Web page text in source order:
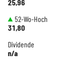
25,96
52-Wo-Hoch
31,80
Dividende
n/a